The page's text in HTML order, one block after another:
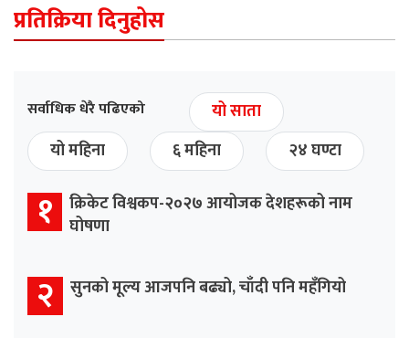
प्रतिक्रिया दिनुहोस
सर्वाधिक धेरै पढिएको
यो साता
यो महिना
६ महिना २४ घण्टा
१ क्रिकेट विश्वकप-२०२७ आयोजक देशहरूको नाम
घोषणा
२ सुनको मूल्य आजपनि बढ्यो, चाँदी पनि महँगियो